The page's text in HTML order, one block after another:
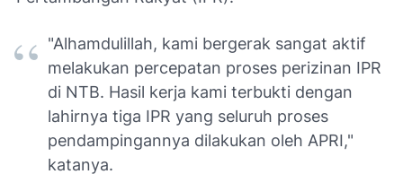
"Alhamdulillah, kami bergerak sangat aktif
melakukan percepatan proses perizinan IPR
di NTB. Hasil kerja kami terbukti dengan
lahirnya tiga IPR yang seluruh proses
pendampingannya dilakukan oleh APRI,"
katanya.